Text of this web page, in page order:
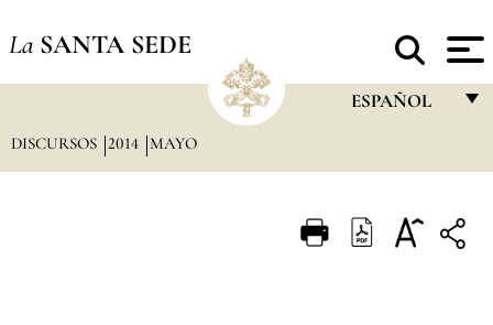
La SANTA SEDE
ESPAÑOL
ITALIANO
DISCURSOS 2014 MAYO